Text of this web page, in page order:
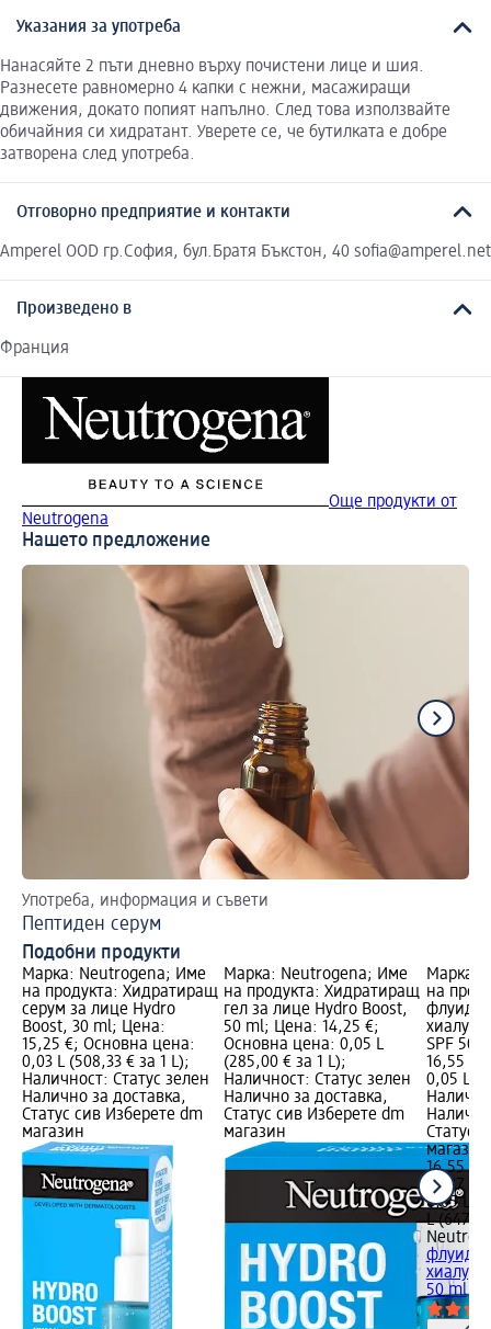
Указания за употреба
Нанасяйте 2 пъти дневно върху почистени лице и шия.
Разнесете равномерно 4 капки с нежни, масажиращи
движения, докато попият напълно. След това използвайте
обичайния си хидратант. Уверете се, че бутилката е добре
затворена след употреба.
Отговорно предприятие и контакти
Amperel OOD гр.София, бул.Братя Бъкстон, 40 sofia@amperel.net
Произведено в
Франция
Още продукти от
Neutrogena
Нашето предложение
Употреба, информация и съвети
Пептиден серум
Подобни продукти
Марка: Neutrogena; Име
на продукта: Хидратиращ
серум за лице Hydro
Boost, 30 ml; Цена:
15,25 €; Основна цена:
0,03 L (508,33 € за 1 L);
Наличност: Статус зелен
Налично за доставка,
Статус сив Изберете dm
магазин
Марка: Neutrogena; Име
на продукта: Хидратиращ
гел за лице Hydro Boost,
50 ml; Цена: 14,25 €;
Основна цена: 0,05 L
(285,00 € за 1 L);
Наличност: Статус зелен
Налично за доставка,
Статус сив Изберете dm
магазин
Марка:
на
флуид
SPF 50,
16,55 €;
0,05 L
Статус
магазин
16,55 €
32,37 лв.
0,05 L
L
флуид
50 ml